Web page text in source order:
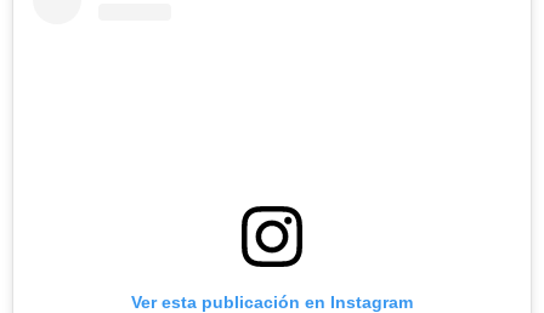
Ver esta publicación en Instagram